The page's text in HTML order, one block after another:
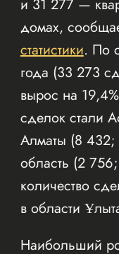
и 31 277 —
домах,
статистики. По
года (33 273
вырос на
сделок стали
Алматы (8 432;
область (2
количество
в области
Наибольший